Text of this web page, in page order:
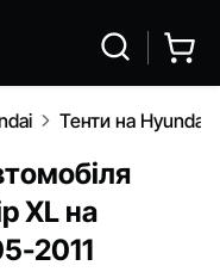
Тенти на Hyundai
XL на
2011